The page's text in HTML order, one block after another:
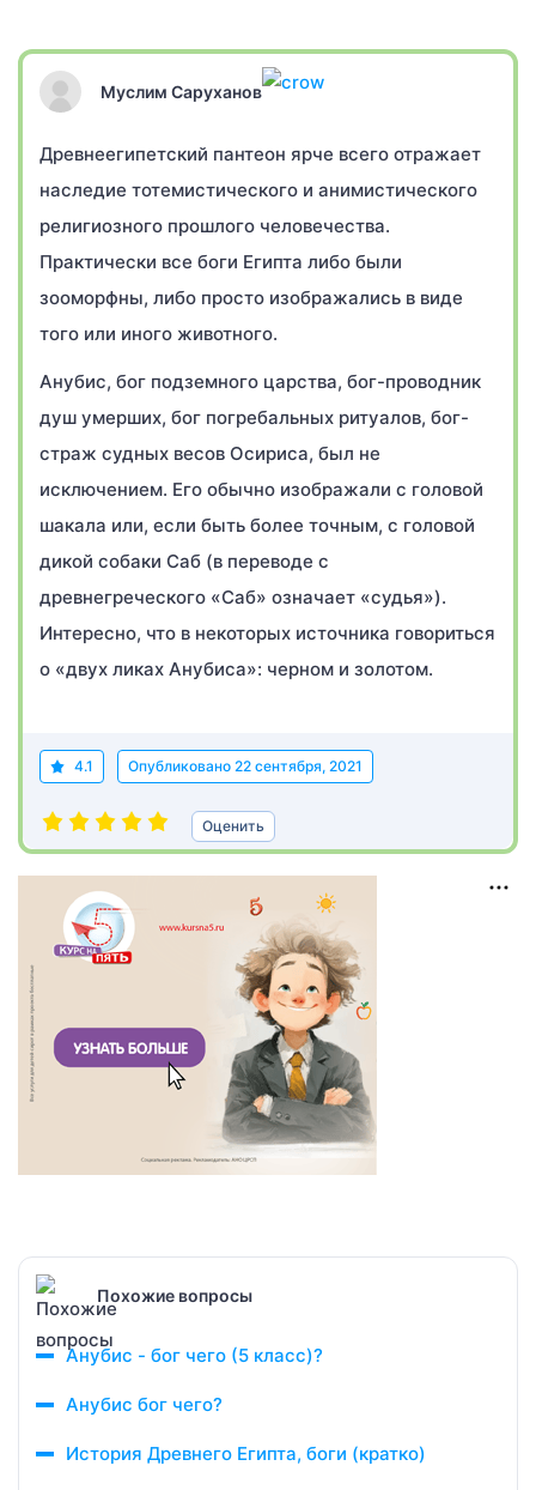
Муслим Саруханов
Древнеегипетский пантеон ярче всего отражает
наследие тотемистического и анимистического
религиозного прошлого человечества.
Практически все боги Египта либо были
зооморфны, либо просто изображались в виде
того или иного животного.
Анубис, бог подземного царства, бог-проводник
душ умерших, бог погребальных ритуалов, бог-
страж судных весов Осириса, был не
исключением. Его обычно изображали с головой
шакала или, если быть более точным, с головой
дикой собаки Саб (в переводе с
древнегреческого «Саб» означает «судья»).
Интересно, что в некоторых источника говориться
о «двух ликах Анубиса»: черном и золотом.
4.1 Опубликовано 22 сентября, 2021
Оценить
Похожие вопросы
Анубис - бог чего (5 класс)?
Анубис бог чего?
История Древнего Египта, боги (кратко)